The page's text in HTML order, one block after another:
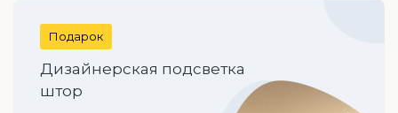
Подарок
Дизайнерская подсветка
штор